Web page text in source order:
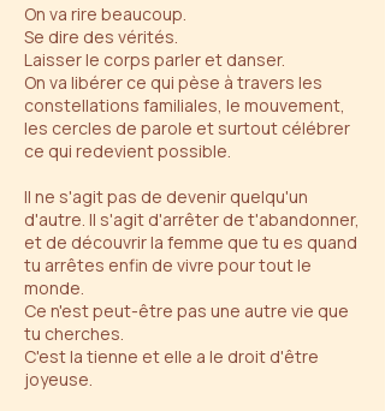
On va rire beaucoup.
Se dire des vérités.
Laisser le corps parler et danser.
On va libérer ce qui pèse à travers les
constellations familiales, le mouvement,
les cercles de parole et surtout célébrer
ce qui redevient possible.
Il ne s'agit pas de devenir quelqu'un
d'autre. Il s'agit d'arrêter de t'abandonner,
et de découvrir la femme que tu es quand
tu arrêtes enfin de vivre pour tout le
monde.
Ce n'est peut-être pas une autre vie que
tu cherches.
C'est la tienne et elle a le droit d'être
joyeuse.